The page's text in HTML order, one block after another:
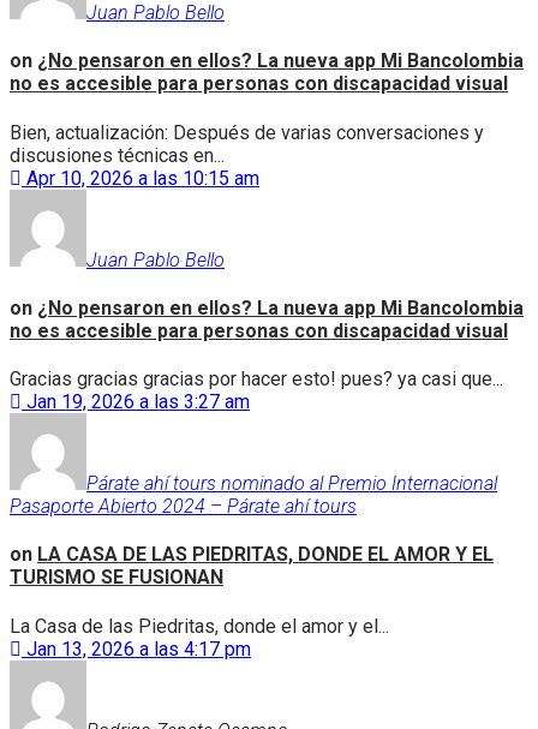
Juan Pablo Bello
on ¿No pensaron en ellos? La nueva app Mi Bancolombia
no es accesible para personas con discapacidad visual
Bien, actualización: Después de varias conversaciones y
discusiones técnicas en...
Apr 10, 2026 a las 10:15 am
Juan Pablo Bello
on ¿No pensaron en ellos? La nueva app Mi Bancolombia
no es accesible para personas con discapacidad visual
Gracias gracias gracias por hacer esto! pues? ya casi que...
Jan 19, 2026 a las 3:27 am
Párate ahí tours nominado al Premio Internacional
Pasaporte Abierto 2024 – Párate ahí tours
on LA CASA DE LAS PIEDRITAS, DONDE EL AMOR Y EL
TURISMO SE FUSIONAN
La Casa de las Piedritas, donde el amor y el...
Jan 13, 2026 a las 4:17 pm